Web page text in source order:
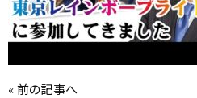
«前の記事へ